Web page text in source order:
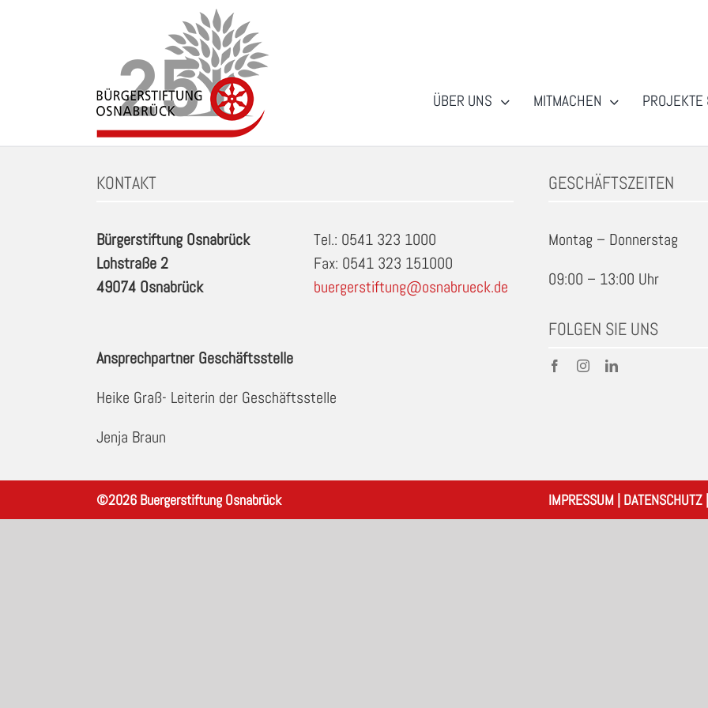
ÜBER UNS MITMACHEN PROJEKTE
Schlagwort: Badminton: freies Spiel in Osnabrueck
KONTAKT
Bürgerstiftung Osnabrück
Lohstraße 2
49074 Osnabrück
Tel.: 0541 323 1000
Fax: 0541 323 151000
buergerstiftung@osnabrueck.de
Ansprechpartner Geschäftsstelle
Heike Graß- Leiterin der Geschäftsstelle
Jenja Braun
GESCHÄFTSZEITEN
Montag – Donnerstag
09:00 – 13:00 Uhr
FOLGEN SIE UNS
©2026 Buergerstiftung Osnabrück IMPRESSUM | DATENSCHUTZ|